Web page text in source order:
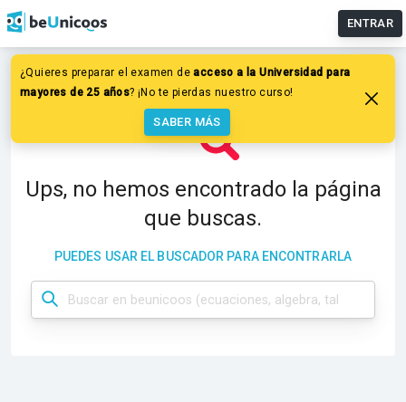
ENTRAR
¿Quieres preparar el examen deacceso a la Universidad para
mayores de 25 años? ¡No te pierdas nuestro curso!
SABER MÁS
Ups, no hemos encontrado la página
que buscas.
PUEDES USAR EL BUSCADOR PARA ENCONTRARLA